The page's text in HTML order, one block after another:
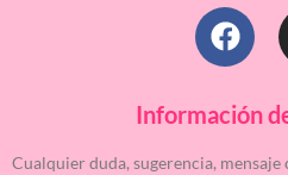
Información
Cualquier duda, sugerencia, mensaje